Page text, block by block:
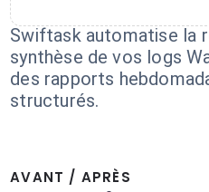
Swiftask automatise la
synthèse de vos logs
des rapports
structurés.
AVANT / APRÈS